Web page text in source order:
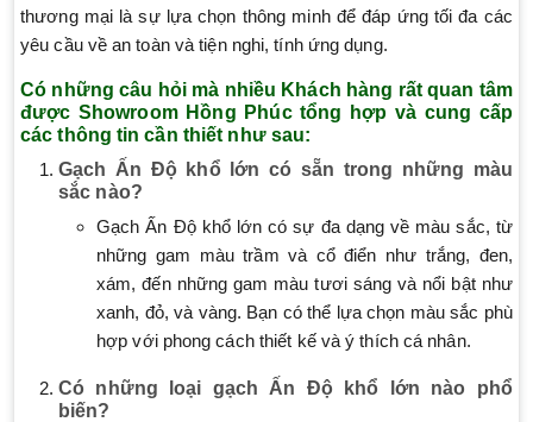
thương mại là sự lựa chọn thông minh để đáp ứng tối đa các
yêu cầu về an toàn và tiện nghi, tính ứng dụng.
Có những câu hỏi mà nhiều Khách hàng rất quan tâm
được Showroom Hồng Phúc tổng hợp và cung cấp
các thông tin cần thiết như sau:
Gạch Ấn Độ khổ lớn có sẵn trong những màu
sắc nào?
Gạch Ấn Độ khổ lớn có sự đa dạng về màu sắc, từ
những gam màu trầm và cổ điển như trắng, đen,
xám, đến những gam màu tươi sáng và nổi bật như
xanh, đỏ, và vàng. Bạn có thể lựa chọn màu sắc phù
hợp với phong cách thiết kế và ý thích cá nhân.
Có những loại gạch Ấn Độ khổ lớn nào phổ
biến?